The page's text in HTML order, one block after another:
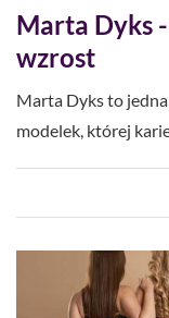
Marta Dyks
wzrost
Marta Dyks to
modelek, której